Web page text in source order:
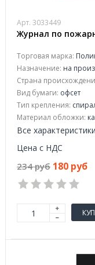
Арт. 3033449
Журнал по
Торговая марка:
Назначение: на
Страна
Вид бумаги: офсeт
Тип крепления:
Материал обложки:
Все характеристики
Цена с НДС
234 руб 180 руб